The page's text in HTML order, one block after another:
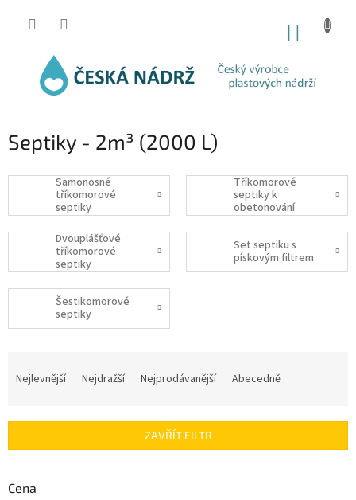
Septiky - 2m³ (2000 L)
Samonosné
tříkomorové
septiky
Tříkomorové
septiky k
obetonování
Dvouplášťové
tříkomorové
septiky
Set septiku s
pískovým filtrem
Šestikomorové
septiky
í
r
Nejlevnější Nejdražší Nejprodávanější Abecedně
ZAVŘÍT FILTR
Cena